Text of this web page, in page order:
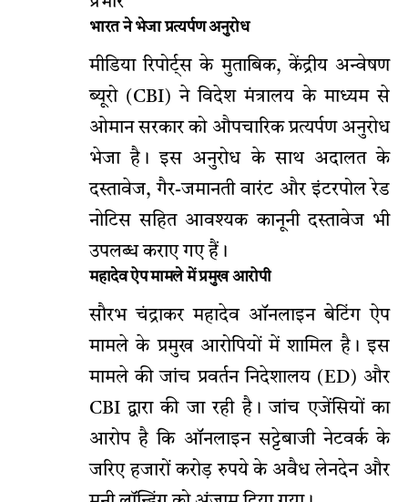
भारत ने भेजा प्रत्यर्पण अनुरोध
मीडिया रिपोर्ट्स के मुताबिक, केंद्रीय अन्वेषण
ब्यूरो (CBI) ने विदेश मंत्रालय के माध्यम से
ओमान सरकार को औपचारिक प्रत्यर्पण अनुरोध
भेजा है। इस अनुरोध के साथ अदालत के
दस्तावेज, गैर-जमानती वारंट और इंटरपोल रेड
नोटिस सहित आवश्यक कानूनी दस्तावेज भी
उपलब्ध कराए गए हैं।
महादेव ऐप मामले में प्रमुख आरोपी
सौरभ चंद्राकर महादेव ऑनलाइन बेटिंग ऐप
मामले के प्रमुख आरोपियों में शामिल है। इस
मामले की जांच प्रवर्तन निदेशालय (ED) और
CBI द्वारा की जा रही है। जांच एजेंसियों का
आरोप है कि ऑनलाइन सट्टेबाजी नेटवर्क के
जरिए हजारों करोड़ रुपये के अवैध लेनदेन और